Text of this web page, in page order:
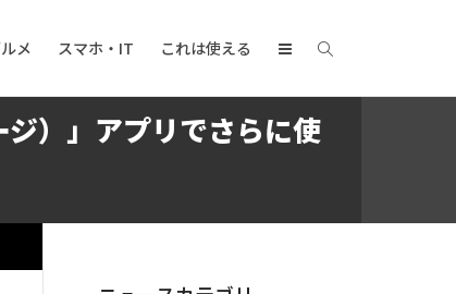
メ スマホ・IT これは使える
）」アプリでさらに使